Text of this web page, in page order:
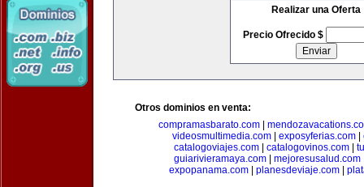
Realizar una Oferta
Precio Ofrecido $
Otros dominios en venta:
compramasbarato.com|
videosmultimedia.com
exposyferias.com
catalogoviajes.com| catalogovinos.com|
guiarivieramaya.com
mejoresusalud.com
expopanama.com| planesdeviaje.com|